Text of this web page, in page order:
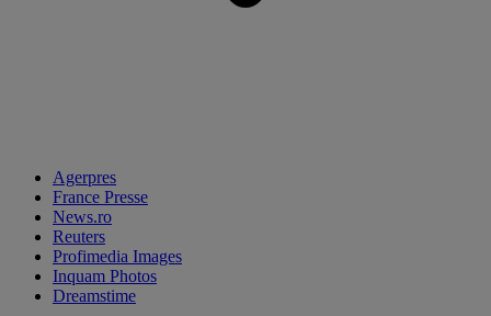
Agerpres
France Presse
News.ro
Reuters
Profimedia Images
Inquam Photos
Dreamstime